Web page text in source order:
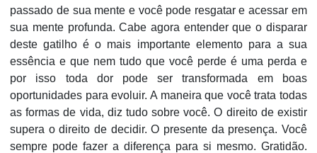
passado de sua mente e você pode resgatar e acessar em
sua mente profunda. Cabe agora entender que o disparar
deste gatilho é o mais importante elemento para a sua
essência e que nem tudo que você perde é uma perda e
por isso toda dor pode ser transformada em boas
oportunidades para evoluir. A maneira que você trata todas
as formas de vida, diz tudo sobre você. O direito de existir
supera o direito de decidir. O presente da presença. Você
sempre pode fazer a diferença para si mesmo. Gratidão.